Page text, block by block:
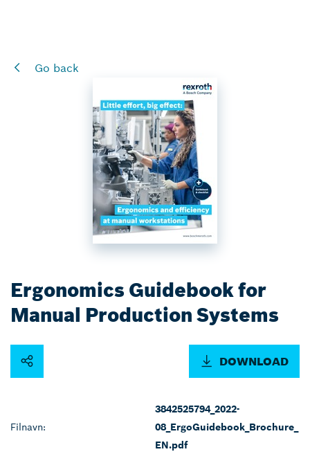
Go back
Ergonomics Guidebook for
Manual Production Systems
DOWNLOAD
Filnavn:
3842525794_2022-
08_ErgoGuidebook_Brochure_
EN.pdf